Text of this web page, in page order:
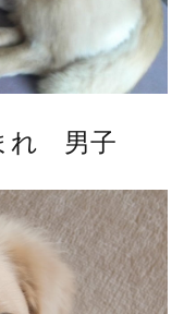
れ 男子